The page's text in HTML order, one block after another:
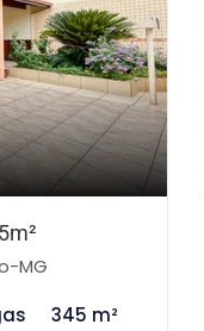
MG
345 m²